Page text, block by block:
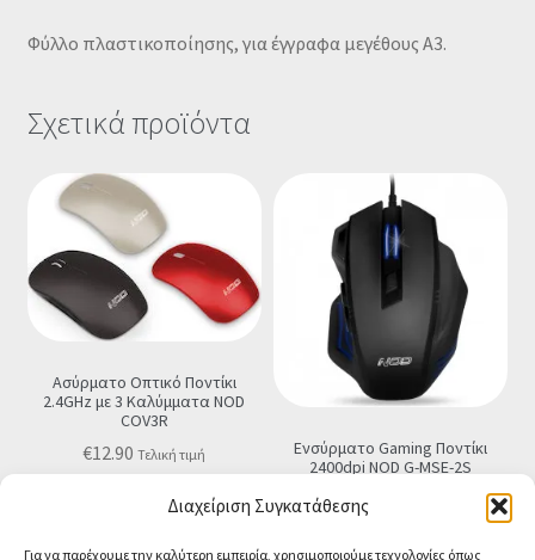
Διαχείριση Συγκατάθεσης
Για να παρέχουμε την καλύτερη εμπειρία, χρησιμοποιούμε τεχνολογίες όπως
Φύλλο πλαστικοποίησης, για έγγραφα μεγέθους Α3.
Σχετικά προϊόντα
Ασύρματο Οπτικό Ποντίκι
2.4GHz με 3 Καλύμματα NOD
COV3R
€12.90 Τελική τιμή
Προσθήκη στο καλάθι
Ενσύρματο Gaming Ποντίκι
2400dpi NOD G-MSE-2S
€9.90
Προσθήκη στο καλάθι